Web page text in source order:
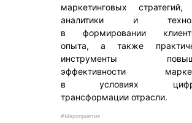
маркетинговых стратегий,
аналитики и
в формировании
опыта, а также
инструменты
эффективности
в условиях
трансформации отрасли.
#Мероприятия